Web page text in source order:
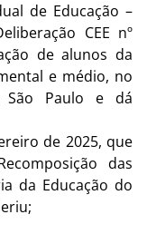
de Educação –
CEE nº
de alunos da
e médio, no
São Paulo e dá
de 2025, que
das
da Educação do